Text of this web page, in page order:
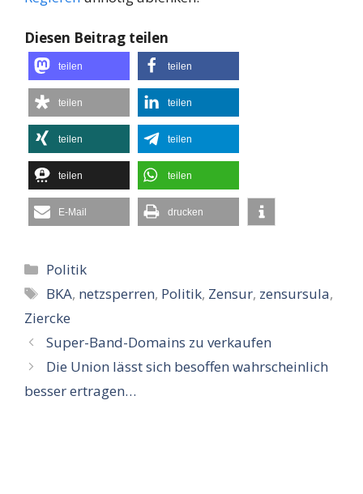
Diesen Beitrag teilen
teilen teilen
teilen teilen
teilen teilen
teilen teilen
E-Mail drucken
Kategorien
Politik
Schlagwörter
BKA, netzsperren, Politik, Zensur, zensursula,
Ziercke
Super-Band-Domains zu verkaufen
Die Union lässt sich besoffen wahrscheinlich
besser ertragen…